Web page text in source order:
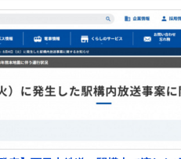
ス
数
ね